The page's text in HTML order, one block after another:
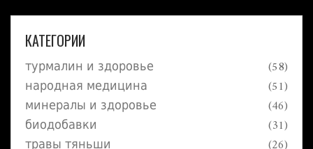
КАТЕГОРИИ
турмалин и здоровье (58)
народная медицина (51)
минералы и здоровье (46)
биодобавки (31)